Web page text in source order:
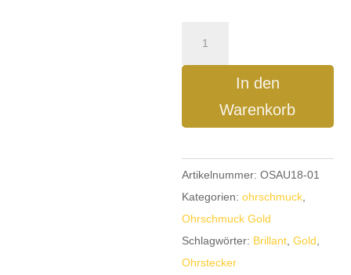
brillanten
0,01ct
3mm
In den
Warenkorb
Artikelnummer:OSAU18-01
Kategorien:ohrschmuck
Ohrschmuck Gold
Schlagwörter: Brillant ,Gold
Ohrstecker